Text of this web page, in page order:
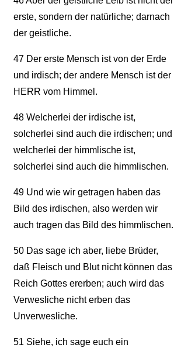
erste, sondern der natürliche; darnach
der geistliche.
47Der erste Mensch ist von der Erde
und irdisch; der andere Mensch ist der
HERR vom Himmel.
48Welcherlei der irdische ist,
solcherlei sind auch die irdischen; und
welcherlei der himmlische ist,
solcherlei sind auch die himmlischen.
49Und wie wir getragen haben das
Bild des irdischen, also werden wir
auch tragen das Bild des himmlischen.
50Das sage ich aber, liebe Brüder,
daß Fleisch und Blut nicht können das
Reich Gottes ererben; auch wird das
Verwesliche nicht erben das
Unverwesliche.
51 Siehe, ich sage euch ein